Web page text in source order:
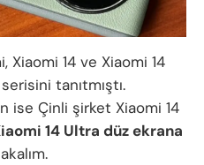
14 ve Xiaomi 14
tanıtmıştı.
ise Çinli şirket Xiaomi 14
14 Ultra düz ekrana